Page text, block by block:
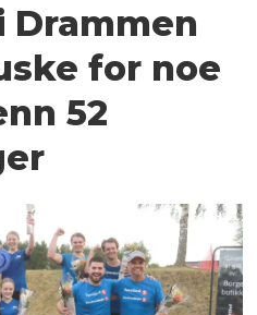
Drammen
for noe
52